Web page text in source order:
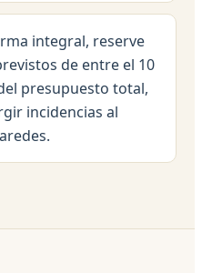
integral, reserve
de entre el 10
presupuesto total,
incidencias al